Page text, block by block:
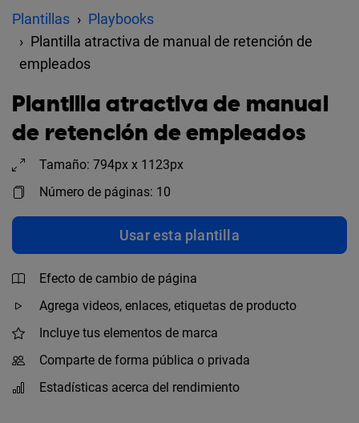
Plantillas
Playbooks
Plantilla atractiva de manual de retención de
empleados
Plantilla atractiva de manual
de retención de empleados
Tamaño: 794px x 1123px
Número de páginas: 10
Usar esta plantilla
Efecto de cambio de página
Agrega videos, enlaces, etiquetas de producto
Incluye tus elementos de marca
Comparte de forma pública o privada
Estadísticas acerca del rendimiento